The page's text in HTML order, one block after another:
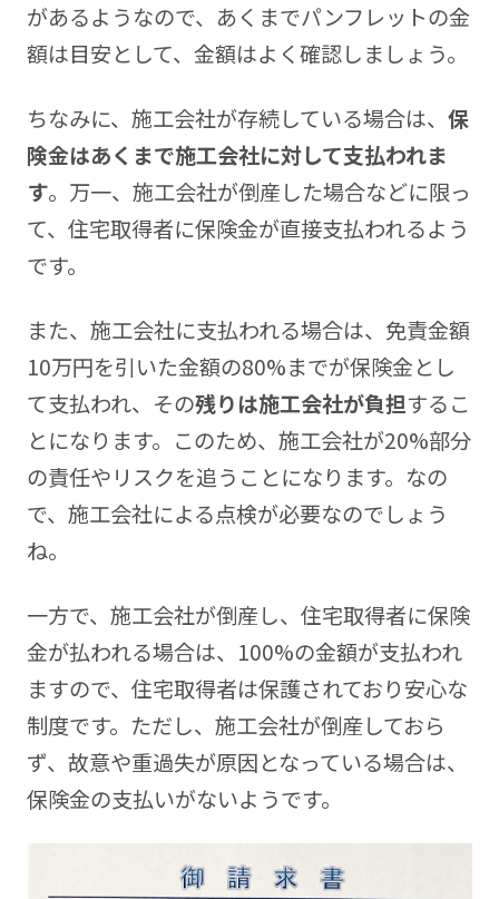
があるようなので、あくまでパンフレットの金
額は目安として、金額はよく確認しましょう。
ちなみに、施工会社が存続している場合は、 保
険金はあくまで施工会社に対して支払われま
す。万一、施工会社が倒産した場合などに限っ
て、住宅取得者に保険金が直接支払われるよう
です。
また、施工会社に支払われる場合は、免責金額
10万円を引いた金額の80%までが保険金とし
て支払われ、その残りは施工会社が負担するこ
とになります。このため、施工会社が20%部分
の責任やリスクを追うことになります。なの
で、施工会社による点検が必要なのでしょう
ね。
一方で、施工会社が倒産し、住宅取得者に保険
金が払われる場合は、100%の金額が支払われ
ますので、住宅取得者は保護されており安心な
制度です。ただし、施工会社が倒産しておら
ず、故意や重過失が原因となっている場合は、
保険金の支払いがないようです。